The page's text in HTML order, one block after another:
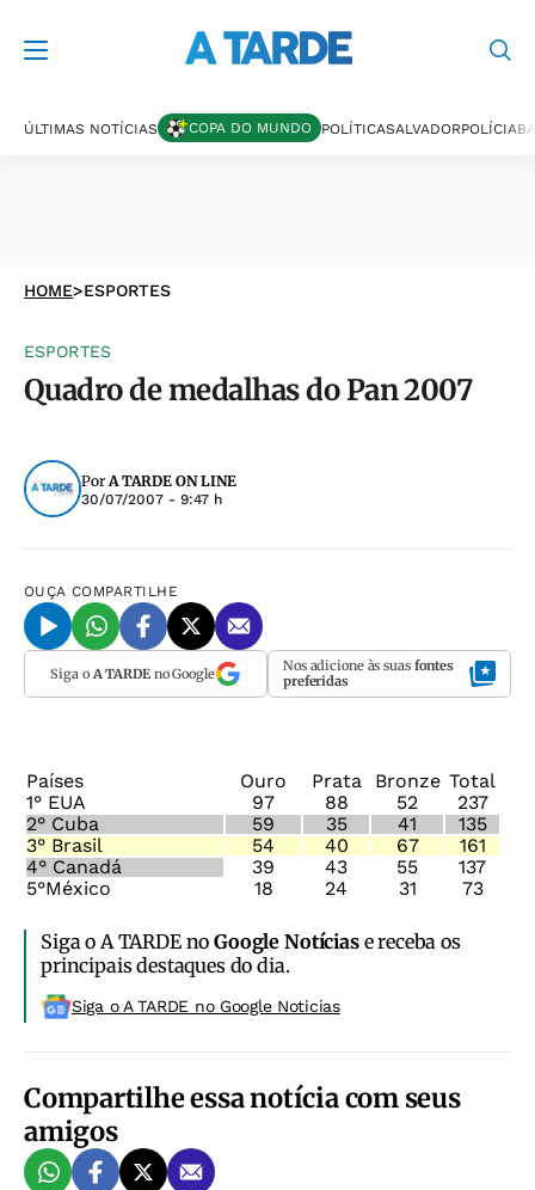
ÚLTIMAS NOTÍCIAS COPA DO MUNDO POLÍTICASALVADORPOLÍCIA
HOME>ESPORTES
ESPORTES
Quadro de medalhas do Pan 2007
PorA TARDE ON LINE
30/07/2007 - 9:47 h
OUÇA COMPARTILHE
Siga o A TARDEno Google Nos adicione às suas fontes
preferidas
Países Ouro Prata Bronze Total
1° EUA
97 88 52
237
2° Cuba
59 35 41
135
3° Brasil
54 40 67
161
4° Canadá
39 43 55
137
5°México
18 24 31 73
Siga o A TARDE noGoogle Notíciase receba os
principais destaques do dia.
Siga o A TARDE no Google Noticias
Compartilhe essa notícia com seus
amigos